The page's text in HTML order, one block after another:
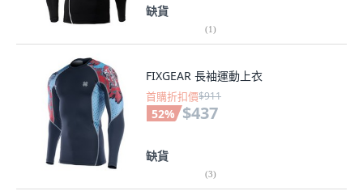
缺貨
(1)
FIXGEAR 長袖運動上衣
首購折扣價$911
52% $437
缺貨
(3)